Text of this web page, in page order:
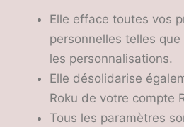
Elle efface toutes vos
personnelles telles
les personnalisations.
Elle désolidarise
Roku de votre compte
Tous les paramètres